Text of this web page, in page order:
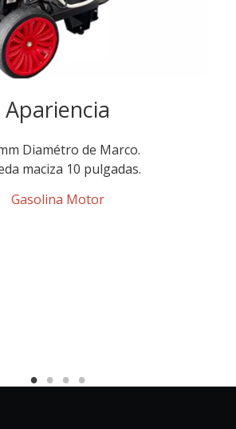
Apariencia
Diamétro de Marco.
maciza 10 pulgadas.
Gasolina Motor